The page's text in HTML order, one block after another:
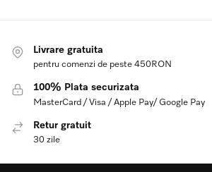
Livrare gratuita
pentru comenzi de peste 450RON
100% Plata securizata
MasterCard / Visa / Apple Pay/ Google Pay
Retur gratuit
30 zile